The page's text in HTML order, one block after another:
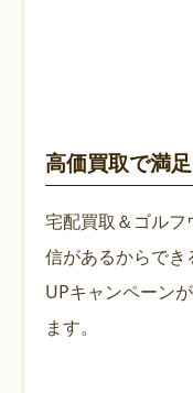
高価買取で満足
宅配買取＆ゴルフ
信があるからでき
UPキャンペーン
ます。